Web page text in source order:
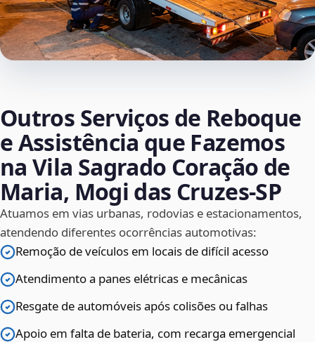
Outros Serviços de Reboque
e Assistência que Fazemos
na Vila Sagrado Coração de
Maria, Mogi das Cruzes‑SP
Atuamos em vias urbanas, rodovias e estacionamentos,
atendendo diferentes ocorrências automotivas:
Remoção de veículos em locais de difícil acesso
Atendimento a panes elétricas e mecânicas
Resgate de automóveis após colisões ou falhas
Apoio em falta de bateria, com recarga emergencial